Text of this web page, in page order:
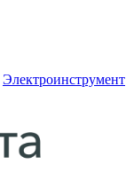
Электроинструмент